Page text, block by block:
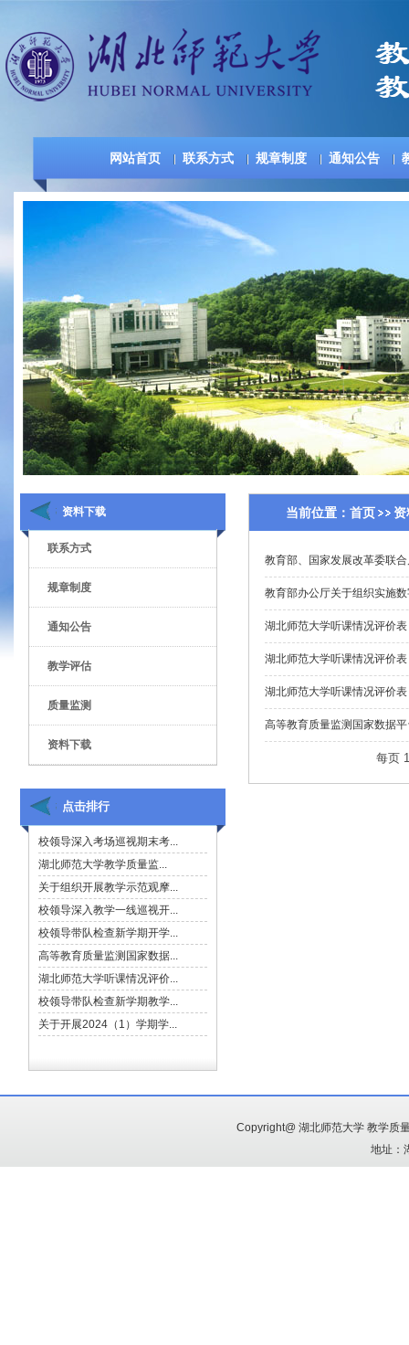
网站首页 联系方式 规章制度 通知公告
资料下载
联系方式
规章制度
通知公告
教学评估
质量监测
资料下载
点击排行
当前位置： 首页
教育部、国家发展改革委联
教育部办公厅关于组织实施
湖北师范大学听课情况评价
湖北师范大学听课情况评价
湖北师范大学听课情况评价
高等教育质量监测国家数据
每页
Copyright@ 湖北师范大学 教学质
地址：